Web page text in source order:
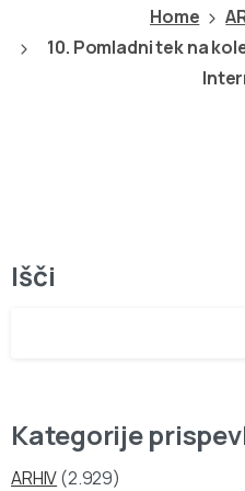
Home
10. Pomladni tek na
Išči
Kategorije
ARHIV(2.929)